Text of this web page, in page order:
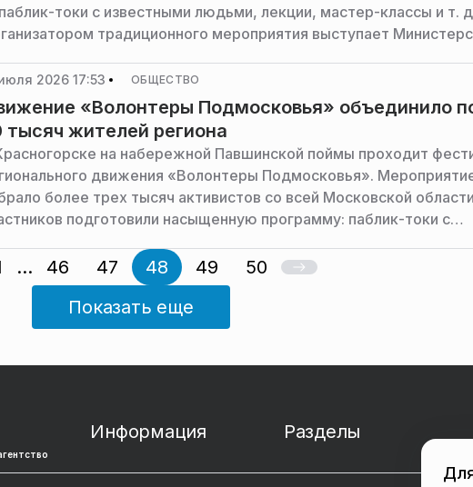
токи с известными людьми, лекции, мастер-классы и т.
традиционного мероприятия выступает
служба министерства.
2026 17:53 ОБЩЕСТВО
«Волонтеры Подмосковья» объединило
тысяч жителей региона
на набережной Павшинской поймы проходит
движения «Волонтеры Подмосковья».
более трех тысяч активистов со всей Московской
подготовили насыщенную программу: паблик-токи с
и правительства Московской области.
... 46 47 48 49
50
Показать еще
Информация Разделы